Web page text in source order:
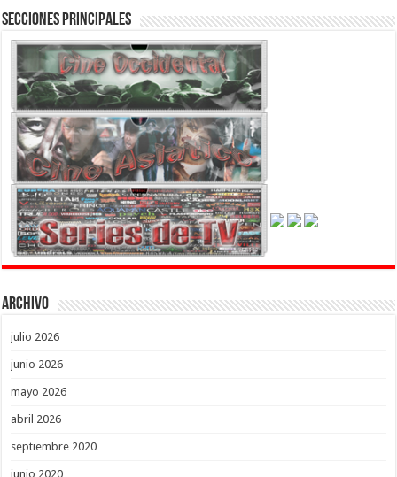
Secciones Principales
Archivo
julio 2026
junio 2026
mayo 2026
abril 2026
septiembre 2020
junio 2020